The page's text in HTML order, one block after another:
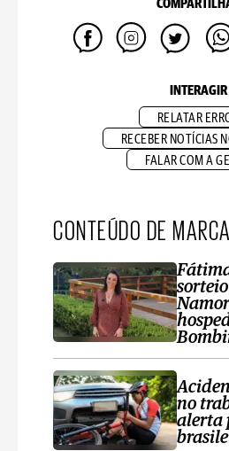
INTERAGIR
RELATAR
RECEBER NOTÍCIAS
FALAR COM A
CONTEÚDO DE MARCA
no
alerta